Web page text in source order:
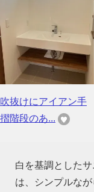
吹抜けにアイアン手
摺階段のあ...
白を基調とした
は、シンプルな